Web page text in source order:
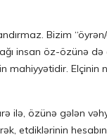
Bizim
insan öz-özünə
mahiyyətidir.
ilə, özünə gələn
etdiklərinin